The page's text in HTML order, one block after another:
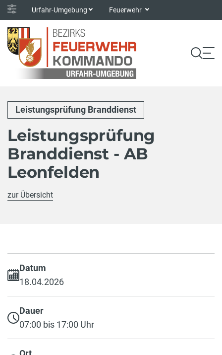
Urfahr-Umgebung Feuerwehr
Leistungsprüfung Branddienst
Leistungsprüfung
Branddienst - AB
Leonfelden
zur Übersicht
Datum
18.04.2026
Dauer
07:00 bis 17:00 Uhr